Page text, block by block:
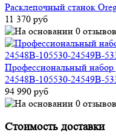
Расклепочный станок
11 370 руб
Профессиональный набор
24548B-105530-24549B-
94 990 руб
Стоимость доставки